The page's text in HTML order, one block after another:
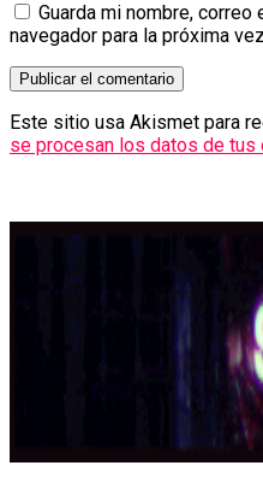
Guarda mi nombre,
navegador para la próxima
Este sitio usa Akismet para
se procesan los datos de tus